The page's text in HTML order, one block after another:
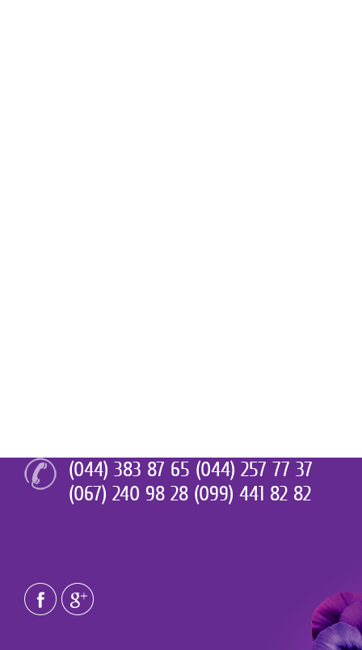
(044) 383 87 65 (044) 257 77 37
(067) 240 98 28 (099) 441 82 82